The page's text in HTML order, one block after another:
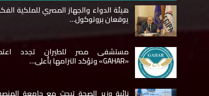
هيئة الدواء والجهاز المصري للملكية
يوقعان بروتوكول…
مستشفى مصر للطيران تجدد
«GAHAR» وتؤكد التزامها بأعلى…
نائبة وزير الصحة تبحث مع جامعة